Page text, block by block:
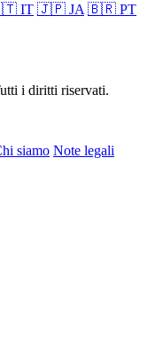
IT 🇯🇵 JA 🇧🇷 PT
i diritti riservati.
siamo Note legali